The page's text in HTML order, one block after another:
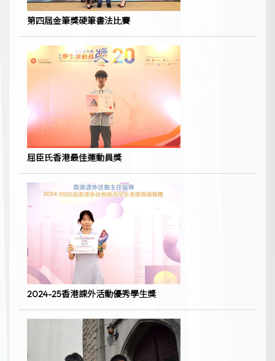
第四屆金筆獎硬筆書法比賽
屈臣氏香港最佳運動員獎
2024-25香港課外活動優秀學生獎